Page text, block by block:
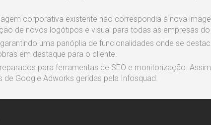
corporativa existente não correspondia à nova
de novos logótipos e visual para todas as empresas do
uma panóplia de funcionalidades onde se
em destaque para o cliente.
para ferramentas de SEO e monitorização.
Google Adworks geridas pela Infosquad.